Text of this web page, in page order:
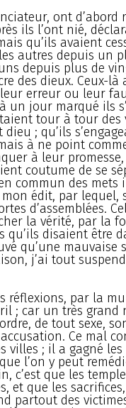
ont d’abord
ils l’ont nié,
qu’ils avaient
autres depuis un
depuis plus de
des dieux. Ceux-
erreur ou leur
un jour marqué ils
tour à tour des
; qu’ils
à ne point
à leur
coutume de se
commun des mets
édit, par lequel,
d’assemblées.
la vérité, par la
qu’ils disaient être
qu’une mauvaise
j’ai tout
réflexions, par la
; car un très grand
de tout sexe,
Ce mal
villes ; il a gagné
l’on y peut
c’est que les
et que les
partout des